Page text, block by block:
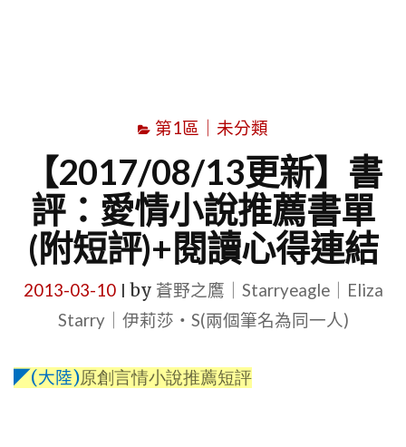
第1區｜未分類
【2017/08/13更新】書
評：愛情小說推薦書單
(附短評)+閱讀心得連結
2013-03-10| by 蒼野之鷹｜Starryeagle｜Eliza
Starry｜伊莉莎・S(兩個筆名為同一人)
◤(大陸)原創言情小說推薦短評